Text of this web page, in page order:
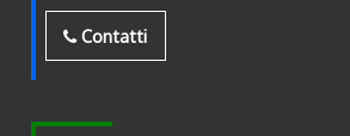
Contatti